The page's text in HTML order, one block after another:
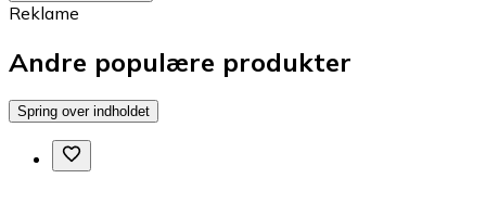
Reklame
Andre populære produkter
Spring over indholdet